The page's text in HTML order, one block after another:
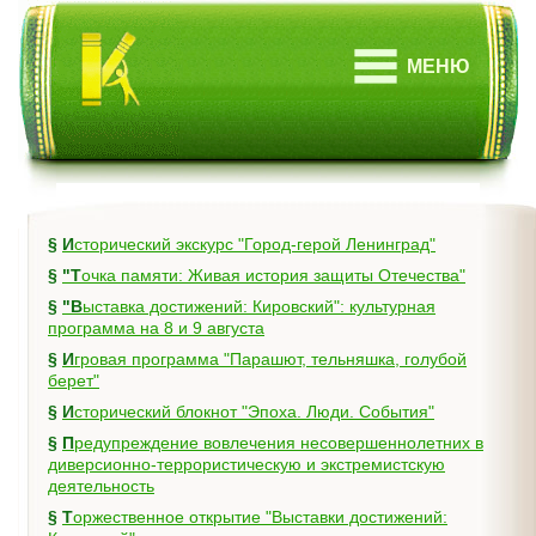
МЕНЮ
§
Исторический экскурс "Город-герой Ленинград"
§
"Точка памяти: Живая история защиты Отечества"
§ "Выставка достижений: Кировский": культурная
программа на 8 и 9 августа
§ Игровая программа "Парашют, тельняшка, голубой
берет"
§
Исторический блокнот "Эпоха. Люди. События"
§ Предупреждение вовлечения несовершеннолетних в
диверсионно-террористическую и экстремистскую
деятельность
§ Торжественное открытие "Выставки достижений: